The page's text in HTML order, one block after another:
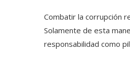
Combatir la corrupción
Solamente de esta
responsabilidad como